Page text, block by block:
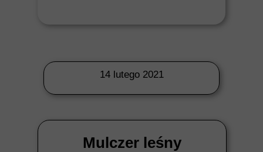
14 lutego 2021
Mulczer leśny